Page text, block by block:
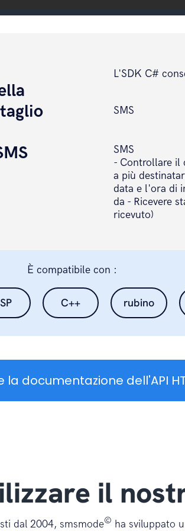
+ emetteur +
url){
L'SDK C#
SMS
SMS
- Controllare il
a più
data e l'ora di
da - Ricevere
ricevuto)
È compatibile con :
C++ rubino
la documentazione dell'API
il
dal 2004, smsmode© ha sviluppato